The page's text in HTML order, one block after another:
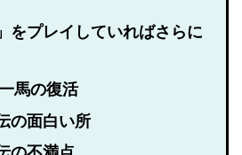
をプレイしていればさらに
馬の復活
の面白い所